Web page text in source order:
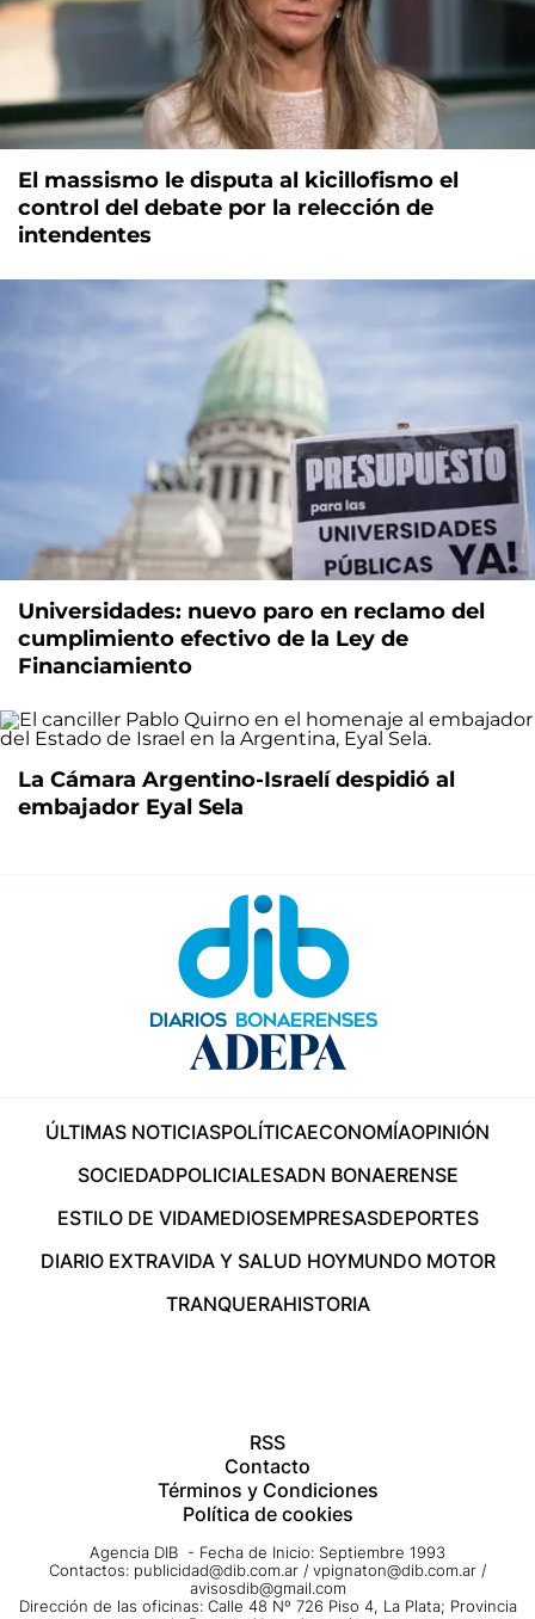
El massismo le disputa al kicillofismo el
control del debate por la relección de
intendentes
Universidades: nuevo paro en reclamo del
cumplimiento efectivo de la Ley de
Financiamiento
La Cámara Argentino-Israelí despidió al
embajador Eyal Sela
ÚLTIMAS NOTICIASPOLÍTICAECONOMÍAOPINIÓN
SOCIEDADPOLICIALESADN BONAERENSE
ESTILO DE VIDAMEDIOSEMPRESASDEPORTES
DIARIO EXTRAVIDA Y SALUD HOYMUNDO MOTOR
TRANQUERAHISTORIA
RSS
Contacto
Términos y Condiciones
Política de cookies
Agencia DIB - Fecha de Inicio: Septiembre 1993
Contactos: publicidad@dib.com.ar / vpignaton@dib.com.ar /
avisosdib@gmail.com
Dirección de las oficinas: Calle 48 Nº 726 Piso 4, La Plata; Provincia